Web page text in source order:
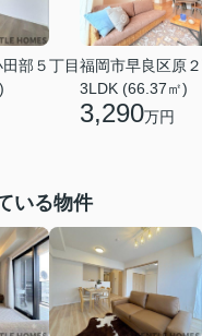
部５丁目福岡市早良区原
3LDK (66.37㎡)
3,290万円
いる物件